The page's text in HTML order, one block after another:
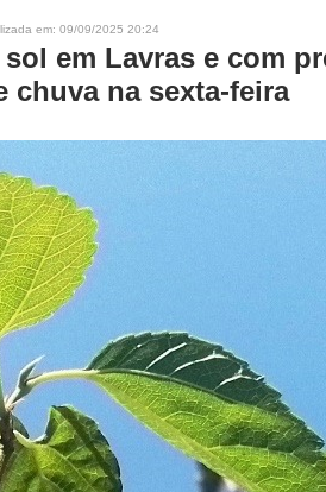
em: 09/09/2025 20:24
sol em Lavras e com
chuva na sexta-feira